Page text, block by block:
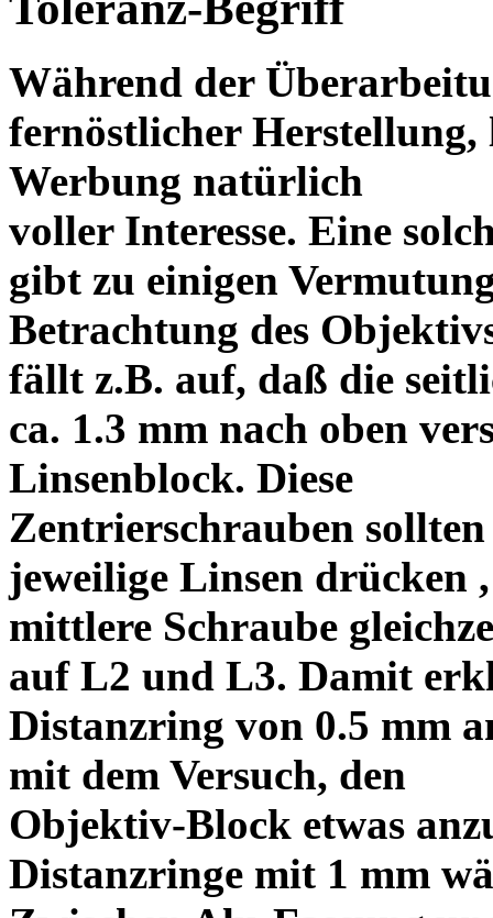
Während der
fernöstlicher Herstellung,
Werbung natürlich
voller Interesse. Eine
gibt zu einigen
Betrachtung des
fällt z.B. auf, daß die
ca. 1.3 mm nach oben
Linsenblock. Diese
Zentrierschrauben
jeweilige Linsen drücken
mittlere Schraube
auf L2 und L3. Damit
Distanzring von 0.5 mm
mit dem Versuch, den
Objektiv-Block etwas
Distanzringe mit 1 mm